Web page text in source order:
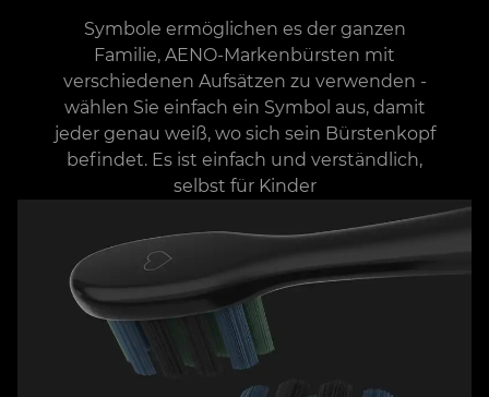
Symbole ermöglichen es der ganzen
Familie, AENO-Markenbürsten mit
verschiedenen Aufsätzen zu verwenden -
wählen Sie einfach ein Symbol aus, damit
jeder genau weiß, wo sich sein Bürstenkopf
befindet. Es ist einfach und verständlich,
selbst für Kinder